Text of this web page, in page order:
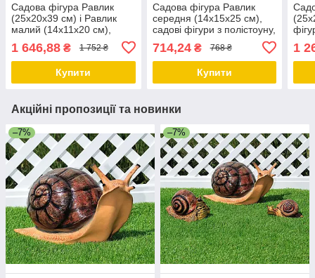
Садова фігура Равлик
(25х20х39 см) і Равлик
малий (14х11х20 см),
фігури садові, фігури для
саду, садові статуетки,
садові фігури з
1 646,88 ₴ 1 752 ₴
Купити
Садова фігура Равлик
середня (14х15х25 см),
садові фігури з полістоуну,
714,24₴ 768 ₴
Купити
1
Акційні пропозиції та новинки
–7% –7%